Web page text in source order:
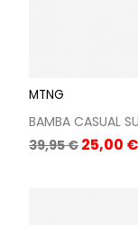
MTNG
BAMBA CASUAL
Precio
39,95 € Precio
25,00 €